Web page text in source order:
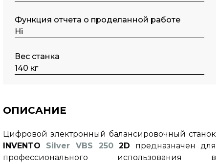
Функция отчета о проделанной работе
Ні
Вес станка
140 кг
ОПИСАНИЕ
INVENTO Silver VBS 250 2D предназначен для
профессионального использования в